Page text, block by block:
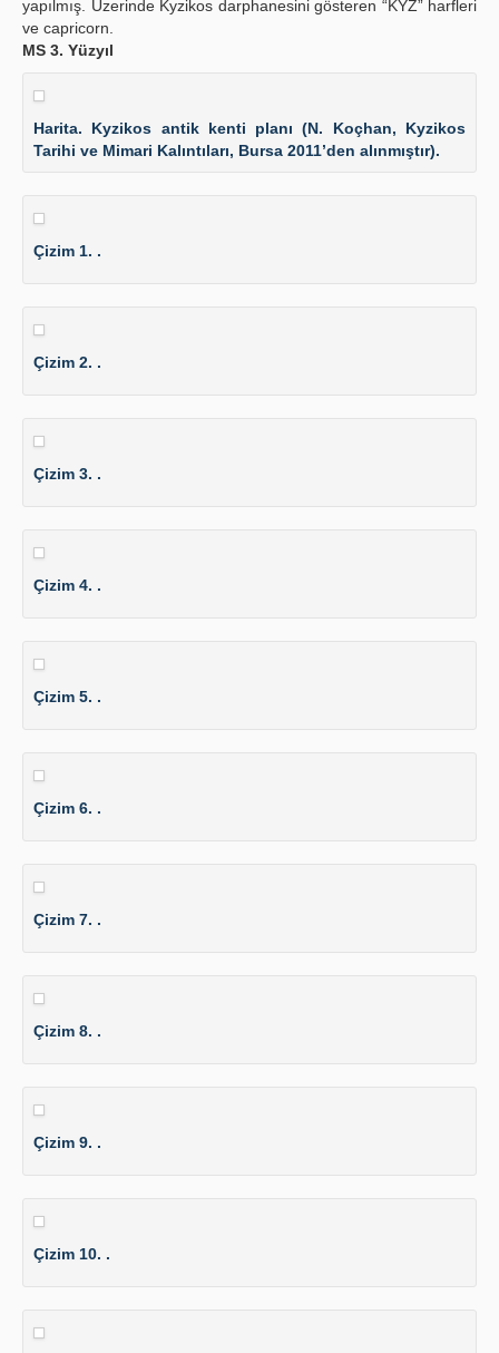
yapılmış. Üzerinde Kyzikos darphanesini gösteren “KYZ” harfleri
ve capricorn.
MS 3. Yüzyıl
Harita. Kyzikos antik kenti planı (N. Koçhan, Kyzikos
Tarihi ve Mimari Kalıntıları, Bursa 2011’den alınmıştır).
Çizim 1. .
Çizim 2. .
Çizim 3. .
Çizim 4. .
Çizim 5. .
Çizim 6. .
Çizim 7. .
Çizim 8. .
Çizim 9. .
Çizim 10. .